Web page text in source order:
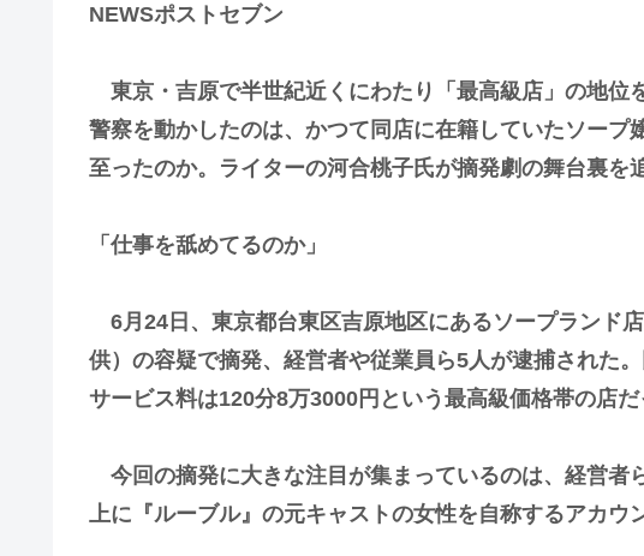
NEWSポストセブン
東京・吉原で半世紀近くにわたり「最高級店」の地位
警察を動かしたのは、かつて同店に在籍していたソープ
至ったのか。ライターの河合桃子氏が摘発劇の舞台裏を
「仕事を舐めてるのか」
6月24日、東京都台東区吉原地区にあるソープランド
供）の容疑で摘発、経営者や従業員ら5人が逮捕された
サービス料は120分8万3000円という最高級価格帯の店だ
今回の摘発に大きな注目が集まっているのは、経営者
上に『ルーブル』の元キャストの女性を自称するアカウ